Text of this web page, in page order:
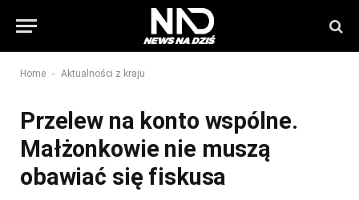
Home - Aktualności z kraju
Przelew na konto wspólne.
Małżonkowie nie muszą
obawiać się fiskusa